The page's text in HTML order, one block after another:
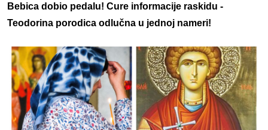
Bebica dobio pedalu! Cure informacije raskidu -
Teodorina porodica odlučna u jednoj nameri!